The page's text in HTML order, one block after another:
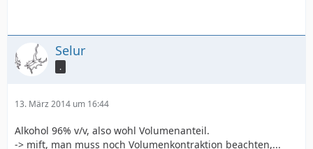
Selur
.
13. März 2014 um 16:44
Alkohol 96% v/v, also wohl Volumenanteil.
-> mift, man muss noch Volumenkontraktion beachten,...